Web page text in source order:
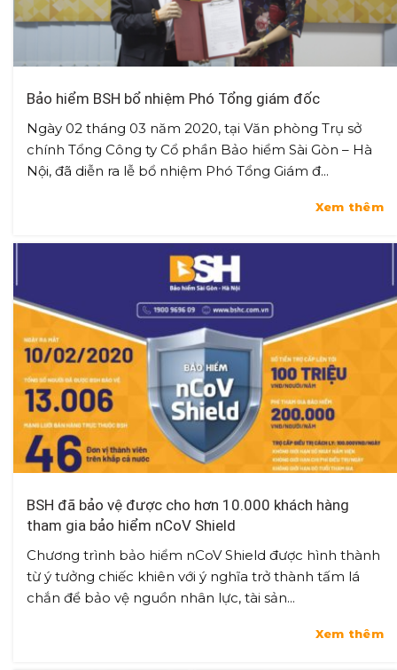
Bảo hiểm BSH bổ nhiệm Phó Tổng giám đốc
Ngày 02 tháng 03 năm 2020, tại Văn phòng Trụ sở
chính Tổng Công ty Cổ phần Bảo hiểm Sài Gòn – Hà
Nội, đã diễn ra lễ bổ nhiệm Phó Tổng Giám đ...
Xem thêm
BSH đã bảo vệ được cho hơn 10.000 khách hàng
tham gia bảo hiểm nCoV Shield
Chương trình bảo hiểm nCoV Shield được hình thành
từ ý tưởng chiếc khiên với ý nghĩa trở thành tấm lá
chắn để bảo vệ nguồn nhân lực, tài sản...
Xem thêm